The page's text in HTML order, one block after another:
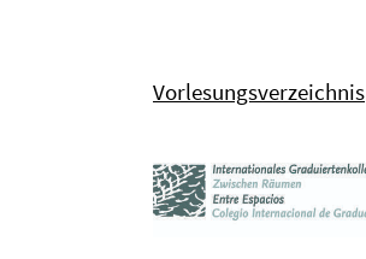
Vorlesungsverzeichnis